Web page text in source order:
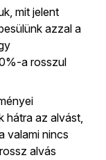
mit jelent
azzal a
a rosszul
hátra az alvást,
valami nincs
alvás